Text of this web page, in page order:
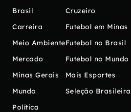
Brasil
Carreira
Meio Ambiente
Mercado
Minas Gerais
Mundo
Política
Cruzeiro
Futebol em Minas
Futebol no Brasil
Futebol no Mundo
Mais Esportes
Seleção Brasileira